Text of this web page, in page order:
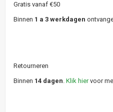
Gratis vanaf €50
Binnen 1 a 3 werkdagen
Retourneren
Binnen 14 dagen. Klik hiervoor